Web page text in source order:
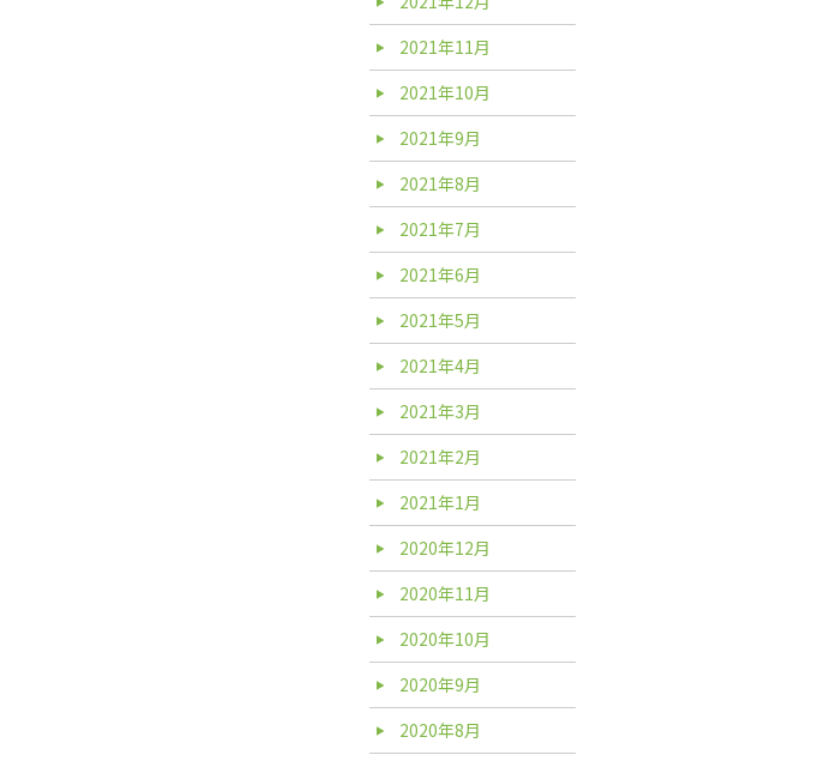
2021年11月
2021年10月
2021年9月
2021年8月
2021年7月
2021年6月
2021年5月
2021年4月
2021年3月
2021年2月
2021年1月
2020年12月
2020年11月
2020年10月
2020年9月
2020年8月